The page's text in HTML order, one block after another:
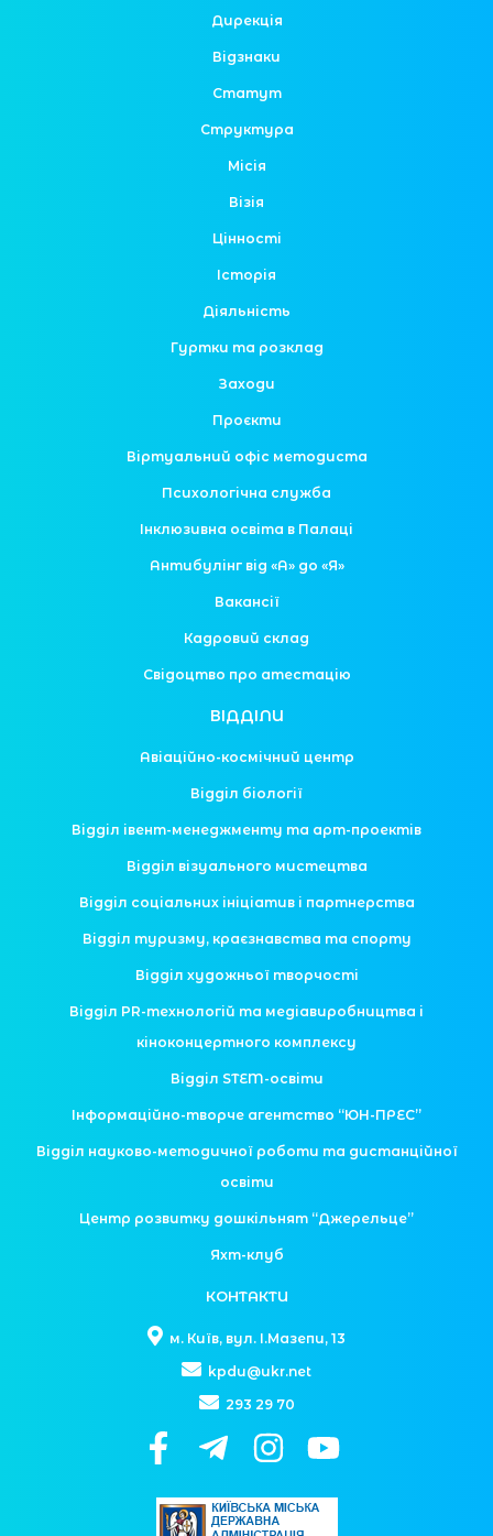
Дирекція
Відзнаки
Статут
Структура
Місія
Візія
Цінності
Історія
Діяльність
Гуртки та розклад
Заходи
Проєкти
Віртуальний офіс методиста
Психологічна служба
Інклюзивна освіта в Палаці
Антибулінг від «А» до «Я»
Вакансії
Кадровий склад
Свідоцтво про атестацію
ВІДДІЛИ
Авіаційно-космічний центр
Відділ біології
Відділ івент-менеджменту та арт-проектів
Відділ візуального мистецтва
Відділ соціальних ініціатив і партнерства
Відділ туризму, краєзнавства та спорту
Відділ художньої творчості
Відділ PR-технологій та медіавиробництва і
кіноконцертного комплексу
Відділ STEM-освіти
Інформаційно-творче агентство “ЮН-ПРЕС”
Відділ науково-методичної роботи та дистанційної
освіти
Центр розвитку дошкільнят “Джерельце”
Яхт-клуб
КОНТАКТИ
м. Київ, вул. І.Мазепи, 13
kpdu@ukr.net
293 29 70